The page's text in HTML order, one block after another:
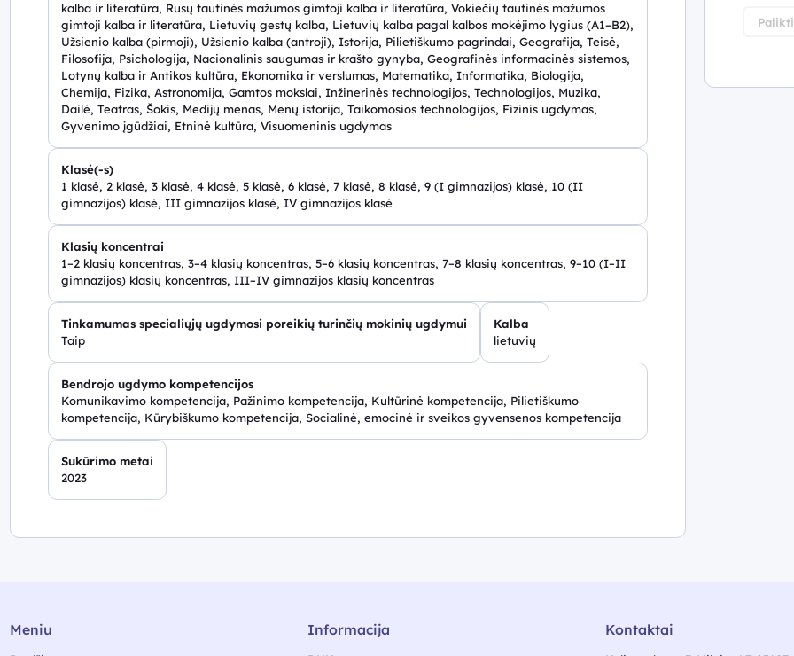
kalba ir literatūra, Rusų tautinės mažumos gimtoji kalba ir literatūra, Vokiečių tautinės mažumos
gimtoji kalba ir literatūra, Lietuvių gestų kalba, Lietuvių kalba pagal kalbos mokėjimo lygius (A1–B2),
Užsienio kalba (pirmoji), Užsienio kalba (antroji), Istorija, Pilietiškumo pagrindai, Geografija, Teisė,
Filosofija, Psichologija, Nacionalinis saugumas ir krašto gynyba, Geografinės informacinės sistemos,
Lotynų kalba ir Antikos kultūra, Ekonomika ir verslumas, Matematika, Informatika, Biologija,
Chemija, Fizika, Astronomija, Gamtos mokslai, Inžinerinės technologijos, Technologijos, Muzika,
Dailė, Teatras, Šokis, Medijų menas, Menų istorija, Taikomosios technologijos, Fizinis ugdymas,
Gyvenimo įgūdžiai, Etninė kultūra, Visuomeninis ugdymas
Klasė(-s)
1 klasė, 2 klasė, 3 klasė, 4 klasė, 5 klasė, 6 klasė, 7 klasė, 8 klasė, 9 (I gimnazijos) klasė, 10 (II
gimnazijos) klasė, III gimnazijos klasė, IV gimnazijos klasė
Klasių koncentrai
1–2 klasių koncentras, 3–4 klasių koncentras, 5–6 klasių koncentras, 7–8 klasių koncentras, 9–10 (I–II
gimnazijos) klasių koncentras, III–IV gimnazijos klasių koncentras
Tinkamumas specialiųjų ugdymosi poreikių turinčių mokinių ugdymui
Taip
Kalba
lietuvių
Bendrojo ugdymo kompetencijos
Komunikavimo kompetencija, Pažinimo kompetencija, Kultūrinė kompetencija, Pilietiškumo
kompetencija, Kūrybiškumo kompetencija, Socialinė, emocinė ir sveikos gyvensenos kompetencija
Sukūrimo metai
2023
Meniu Informacija Kontaktai